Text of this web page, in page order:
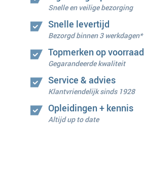
Snelle en veilige bezorging
Snelle levertijd
Bezorgd binnen 3 werkdagen*
Topmerken op voorraad
Gegarandeerde kwaliteit
Service & advies
Klantvriendelijk sinds 1928
Opleidingen + kennis
Altijd up to date